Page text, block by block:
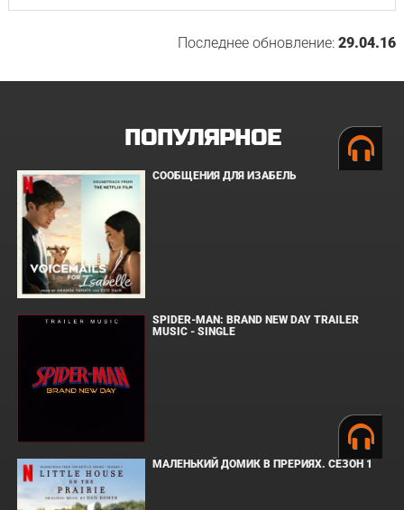
Последнее обновление:29.04.16
ПОПУЛЯРНОЕ
СООБЩЕНИЯ ДЛЯ ИЗАБЕЛЬ
SPIDER-MAN: BRAND NEW DAY TRAILER
MUSIC - SINGLE
МАЛЕНЬКИЙ ДОМИК В ПРЕРИЯХ. СЕЗОН 1